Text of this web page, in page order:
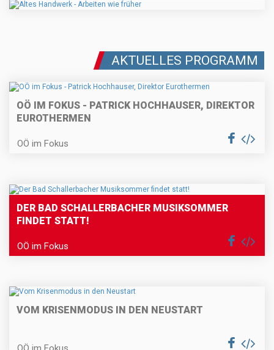
AKTUELLES PROGRAMM
OÖ IM FOKUS - PATRICK HOCHHAUSER, DIREKTOR
EUROTHERMEN
OÖ im Fokus
DER BAD SCHALLERBACHER MUSIKSOMMER
FINDET STATT!
OÖ im Fokus
VOM KRISENMODUS IN DEN NEUSTART